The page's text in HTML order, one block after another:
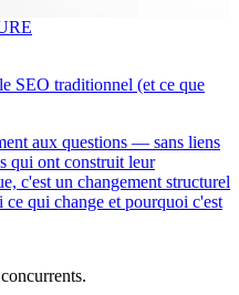
SEO traditionnel (et ce que
aux questions — sans liens
qui ont construit leur
c'est un changement structurel
qui change et pourquoi c'est